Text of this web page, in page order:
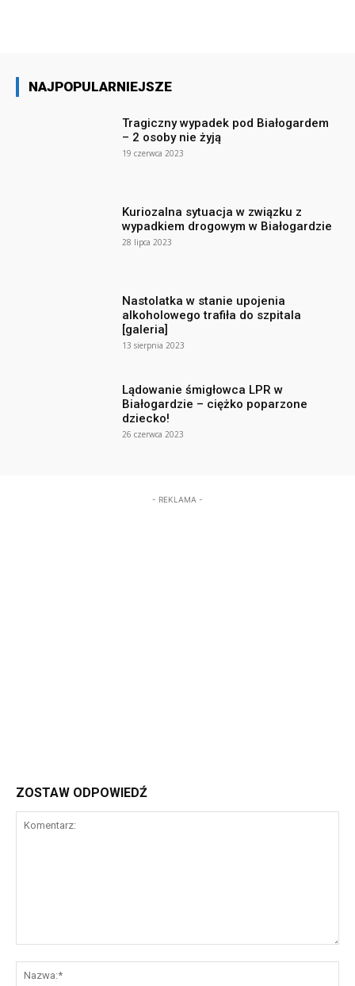
NAJPOPULARNIEJSZE
Tragiczny wypadek pod Białogardem
– 2 osoby nie żyją
19 czerwca 2023
Kuriozalna sytuacja w związku z
wypadkiem drogowym w Białogardzie
28 lipca 2023
Nastolatka w stanie upojenia
alkoholowego trafiła do szpitala
[galeria]
13 sierpnia 2023
Lądowanie śmigłowca LPR w
Białogardzie – ciężko poparzone
dziecko!
26 czerwca 2023
- REKLAMA -
ZOSTAW ODPOWIEDŹ